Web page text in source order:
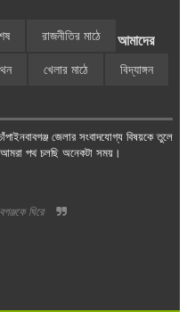
রাজনীতির মাঠে
খেলার মাঠে বিদ্যাঙ্গন
আমাদের
জেলার সংবাদযোগ্য বিষয়কে তুলে
আমরা পথ চলছি অনেকটা সময়।
ঘিরে